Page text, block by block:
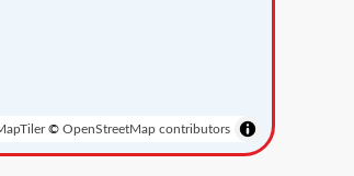
© OpenStreetMap contributors